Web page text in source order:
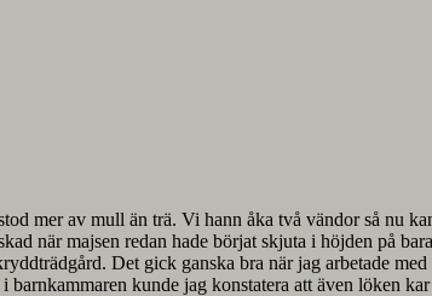
mer av mull än trä. Vi hann åka två vändor så nu
när majsen redan hade börjat skjuta i höjden på
Det gick ganska bra när jag arbetade
kunde jag konstatera att även löken